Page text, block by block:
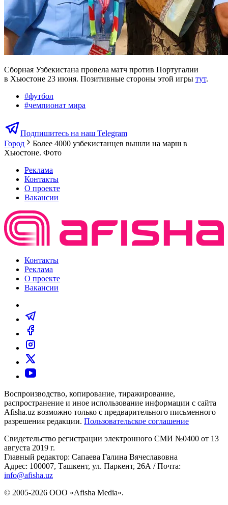
Сборная Узбекистана провела матч против Португалии
в Хьюстоне 23 июня. Позитивные стороны этой игры тут.
#футбол
#чемпионат мира
Подпишитесь на наш Telegram
Город
Более 4000 узбекистанцев вышли на марш в
Хьюстоне. Фото
Реклама
Контакты
О проекте
Вакансии
Контакты
Реклама
О проекте
Вакансии
Воспроизводство, копирование, тиражирование,
распространение и иное использование информации с сайта
Afisha.uz возможно только с предварительного письменного
разрешения редакции. Пользовательское соглашение
Свидетельство регистрации электронного СМИ №0400 от 13
августа 2019 г.
Главный редактор: Сапаева Галина Вячеславовна
Адрес: 100007, Ташкент, ул. Паркент, 26А / Почта:
info@afisha.uz
© 2005-2026 ООО «Afisha Media».